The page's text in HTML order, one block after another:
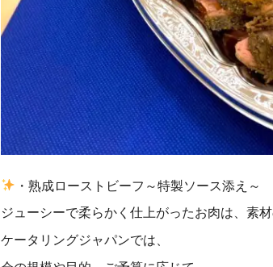
・熟成ローストビーフ～特製ソース添え～
ジューシーで柔らかく仕上がったお肉は、素
ケータリングジャパンでは、